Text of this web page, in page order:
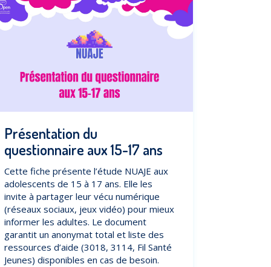
Présentation du
questionnaire aux 15-17 ans
Cette fiche présente l’étude NUAJE aux
adolescents de 15 à 17 ans. Elle les
invite à partager leur vécu numérique
(réseaux sociaux, jeux vidéo) pour mieux
informer les adultes. Le document
garantit un anonymat total et liste des
ressources d’aide (3018, 3114, Fil Santé
Jeunes) disponibles en cas de besoin.